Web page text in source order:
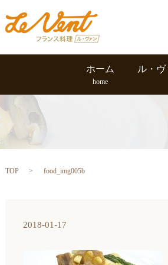
ホーム
home
ル・
TOP food_img005b
2018-01-17